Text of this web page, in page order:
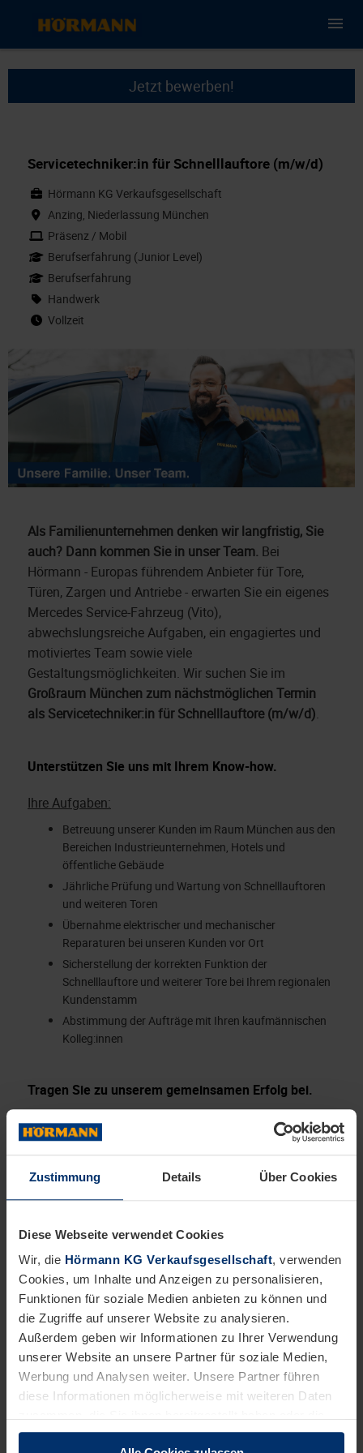
Zustimmung Details Über Cookies
Diese Webseite verwendet Cookies
Wir, die Hörmann KG Verkaufsgesellschaft, verwenden
Cookies, um Inhalte und Anzeigen zu personalisieren,
Funktionen für soziale Medien anbieten zu können und
die Zugriffe auf unserer Website zu analysieren.
Außerdem geben wir Informationen zu Ihrer Verwendung
unserer Website an unsere Partner für soziale Medien,
Werbung und Analysen weiter. Unsere Partner führen
diese Informationen möglicherweise mit weiteren Daten
sie im Rahmen Ihrer Nutzung der Dienste gesammelt
Jetzt bewerben!
Servicetechniker:in für Schnelllauftore (m/w/d)
Hörmann KG Verkaufsgesellschaft
Anzing, Niederlassung München
Präsenz / Mobil
Berufserfahrung (Junior Level)
Berufserfahrung
Handwerk
Vollzeit
Als Familienunternehmen denken wir langfristig, Sie
auch? Dann kommen Sie in unser Team. Bei
Hörmann - Europas führendem Anbieter für Tore,
Türen, Zargen und Antriebe - erwarten Sie ein eigenes
Mercedes Service-Fahrzeug (Vito),
abwechslungsreiche Aufgaben, ein engagiertes und
motiviertes Team sowie viele
Gestaltungsmöglichkeiten. Wir suchen Sie im
Großraum München zum nächstmöglichen Termin
als Servicetechniker:in für Schnelllauftore (m/w/d).
Unterstützen Sie uns mit Ihrem Know-how.
Ihre Aufgaben:
Betreuung unserer Kunden im Raum München aus den
Bereichen Industrieunternehmen, Hotels und
öffentliche Gebäude
Jährliche Prüfung und Wartung von Schnelllauftoren
und weiteren Toren
Übernahme elektrischer und mechanischer
Reparaturen bei unseren Kunden vor Ort
Sicherstellung der korrekten Funktion der
Schnelllauftore und weiterer Tore bei Ihrem regionalen
Kundenstamm
Abstimmung der Aufträge mit Ihren kaufmännischen
Kolleg:innen
Tragen Sie zu unserem gemeinsamen Erfolg bei.
Das bringen Sie mit:
Abgeschlossene Berufsausbildung als Elektriker:in,
Elektroniker:in, Elektroinstallateur:in, Mechatroniker:in
oder vergleichbare handwerkliche Vorbildung
Gültigen Führerschein Klasse B
Deutschkenntnisse mindestens auf dem Niveau B2
Dies wäre wünschenswert:
Erfahrung in der Montage und Prüfung von
Schnelllauftoren und weiteren Toren
Wir möchten, dass Sie sich bei uns wohlfühlen.
Das bieten wir Ihnen:
Eine strukturierte Einarbeitung am Stammsitz der